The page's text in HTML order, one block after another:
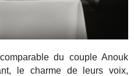
du couple Anouk
le charme de leurs voix,